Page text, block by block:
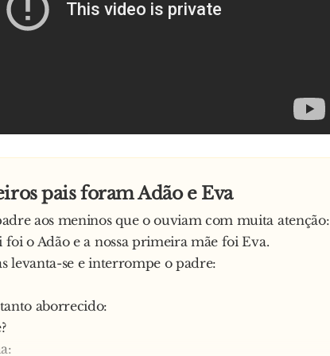
pais foram Adão e Eva
aos meninos que o ouviam com muita atenção:
o Adão e a nossa primeira mãe foi Eva.
levanta-se e interrompe o padre:
aborrecido: